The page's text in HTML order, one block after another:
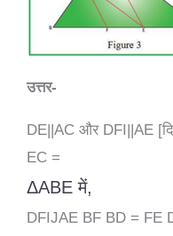
उत्तर-
DE||AC और DFI||AE
EC =
ΔΑΒΕ में,
DFIJAE BF BD = FE